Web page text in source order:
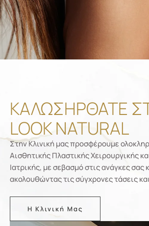
ΚΑΛΩΣΗΡΘΑΤΕ
LOOK NATURAL
Στην Κλινική μας προσφέρουμε
Αισθητικής Πλαστικής Χειρουργικής
Ιατρικής, με σεβασμό στις ανάγκες σας
ακολουθώντας τις σύγχρονες τάσεις
Η Κλινική Μας